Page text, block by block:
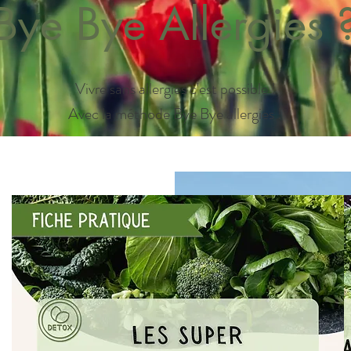
Bye Allergies
Vivre sans allergies c'est possible !
Avec la méthode Bye Bye allergies !